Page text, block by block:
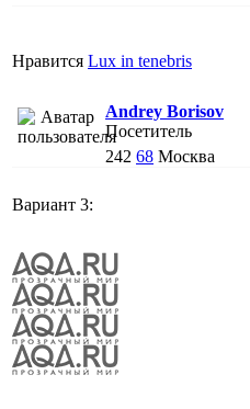
Нравится Lux in tenebris
Andrey Borisov
Посетитель
242 68 Москва
Вариант 3: